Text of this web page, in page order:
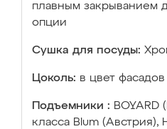
плавным закрыванием
опции
Сушка для посуды:
Цоколь: в цвет
Подъемники :
класса Blum (Австрия),